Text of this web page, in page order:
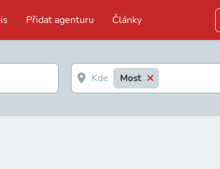
Přidat agenturu Články
Most